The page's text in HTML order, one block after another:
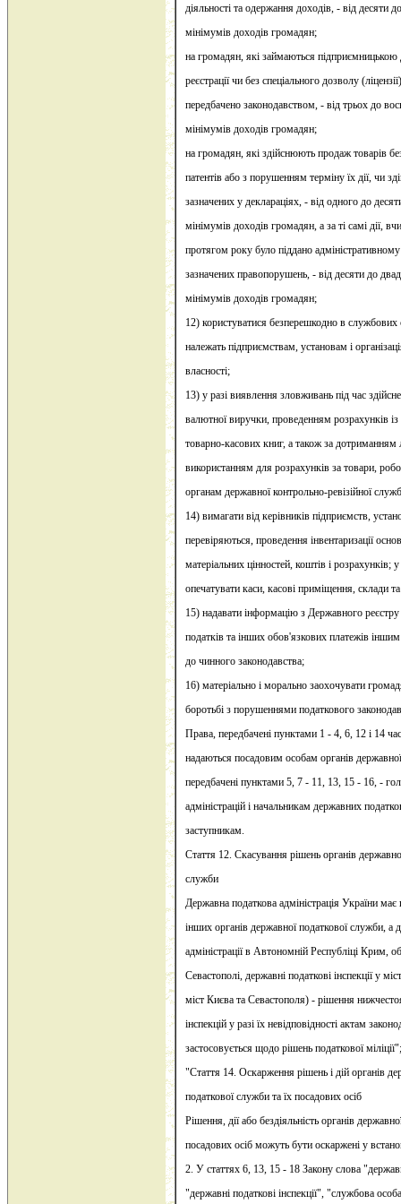
діяльності та одержання доходів, - від десяти
мінімумів доходів громадян;
на громадян, які займаються підприємницькою
реєстрації чи без спеціального дозволу
передбачено законодавством, - від трьох до
мінімумів доходів громадян;
на громадян, які здійснюють продаж товарів
патентів або з порушенням терміну їх дії, чи
зазначених у деклараціях, - від одного до
мінімумів доходів громадян, а за ті самі дії,
протягом року було піддано
зазначених правопорушень, - від десяти до
мінімумів доходів громадян;
12) користуватися безперешкодно в службових
належать підприємствам, установам і
власності;
13) у разі виявлення зловживань під час
валютної виручки, проведенням розрахунків
товарно-касових книг, а також за дотриманням
використанням для розрахунків за товари,
органам державної контрольно-ревізійної
14) вимагати від керівників підприємств,
перевіряються, проведення інвентаризації
матеріальних цінностей, коштів і розрахунків;
опечатувати каси, касові приміщення, склади
15) надавати інформацію з Державного реєстру
податків та інших обов'язкових платежів
до чинного законодавства;
16) матеріально і морально заохочувати
боротьбі з порушеннями податкового
Права, передбачені пунктами 1 - 4, 6, 12 і 14
надаються посадовим особам органів
передбачені пунктами 5, 7 - 11, 13, 15 - 16, -
адміністрацій і начальникам державних
заступникам.
Стаття 12. Скасування рішень органів
служби
Державна податкова адміністрація України
інших органів державної податкової служби, а
адміністрації в Автономній Республіці Крим,
Севастополі, державні податкові інспекції у
міст Києва та Севастополя) - рішення
інспекцій у разі їх невідповідності актам
застосовується щодо рішень податкової міліції";
"Стаття 14. Оскарження рішень і дій органів
податкової служби та їх посадових осіб
Рішення, дії або бездіяльність органів
посадових осіб можуть бути оскаржені у
2. У статтях 6, 13, 15 - 18 Закону слова
"державні податкові інспекції", "службова